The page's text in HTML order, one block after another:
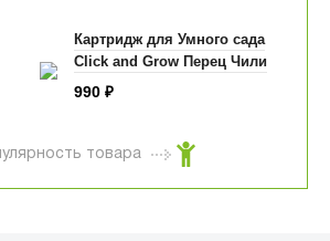
Картридж для Умного сада
Click and Grow Перец Чили
990 ₽
товара